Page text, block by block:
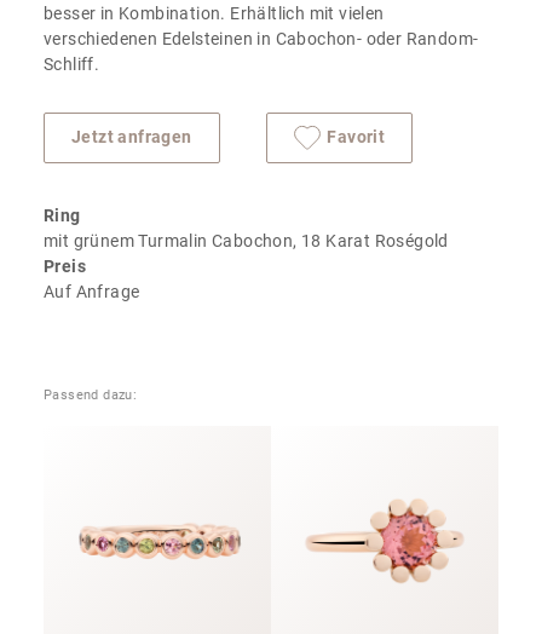
besser in Kombination. Erhältlich mit vielen
verschiedenen Edelsteinen in Cabochon- oder Random-
Schliff.
Jetzt anfragen Favorit
Ring
mit grünem Turmalin Cabochon, 18 Karat Roségold
Preis
Auf Anfrage
Passend dazu: